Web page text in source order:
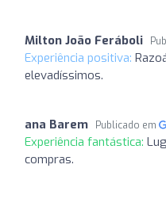
Milton João Feráboli
Experiência positiva:
elevadíssimos.
ana Barem Publicado em
Experiência fantástica:
compras.